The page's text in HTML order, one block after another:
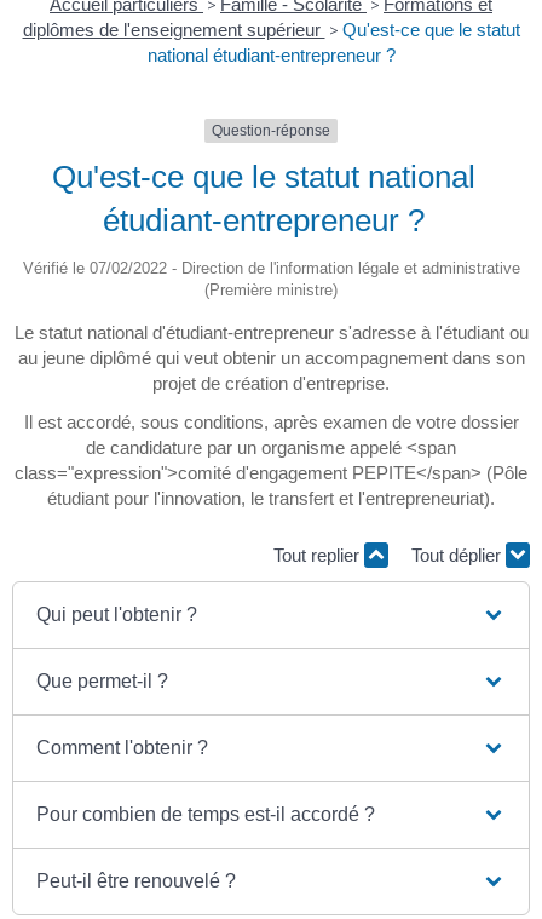
Accueil particuliers > Famille - Scolarité > Formations et
diplômes de l'enseignement supérieur > Qu'est-ce que le statut
national étudiant-entrepreneur ?
Question-réponse
Qu'est-ce que le statut national
étudiant-entrepreneur ?
Vérifié le 07/02/2022 - Direction de l'information légale et administrative
(Première ministre)
Le statut national d'étudiant-entrepreneur s'adresse à l'étudiant ou
au jeune diplômé qui veut obtenir un accompagnement dans son
projet de création d'entreprise.
Il est accordé, sous conditions, après examen de votre dossier
de candidature par un organisme appelé <span
class="expression">comité d'engagement PEPITE</span> (Pôle
étudiant pour l'innovation, le transfert et l'entrepreneuriat).
Tout replier Tout déplier
Qui peut l'obtenir ?
Que permet-il ?
Comment l'obtenir ?
Pour combien de temps est-il accordé ?
Peut-il être renouvelé ?